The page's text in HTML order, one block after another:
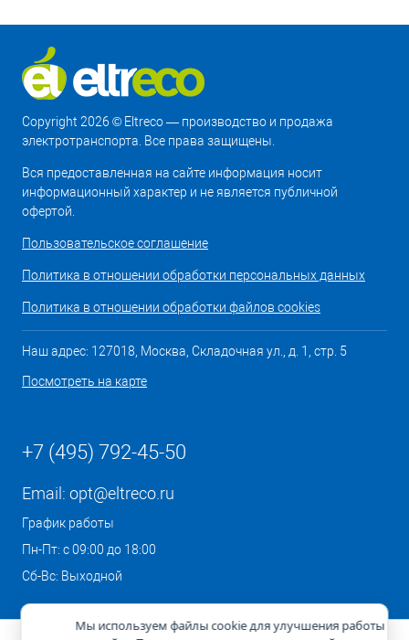
Copyright 2026 © Eltreco — производство и продажа
электротранспорта. Все права защищены.
Вся предоставленная на сайте информация носит
информационный характер и не является публичной
офертой.
Пользовательское соглашение
Политика в отношении обработки персональных данных
Политика в отношении обработки файлов cookies
Наш адрес: 127018, Москва, Складочная ул., д. 1, стр. 5
Посмотреть на карте
+7 (495) 792-45-50
Email: opt@eltreco.ru
График работы
Пн-Пт: с 09:00 до 18:00
Сб-Вс: Выходной
Мы используем файлы cookie для улучшения работы